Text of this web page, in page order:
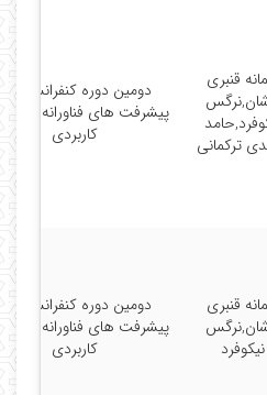
قنبری
ترکمانی
دومین دوره کنفرانس
پیشرفت های فناورانه در
کاربردی
قنبری
نیکوفرد
دومین دوره کنفرانس
پیشرفت های فناورانه در
کاربردی